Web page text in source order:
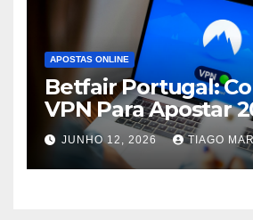
APOSTAS ONLINE
Betfair Portugal:
VPN Para Apostar
JUNHO 12, 2026 TIAGO